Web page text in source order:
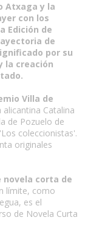
Atxaga y la
con los
Edición de
de
por su
la creación
Villa de
alicantina Catalina
de Pozuelo de
coleccionistas'.
originales
novela corta de
límite, como
es el
de Novela Curta